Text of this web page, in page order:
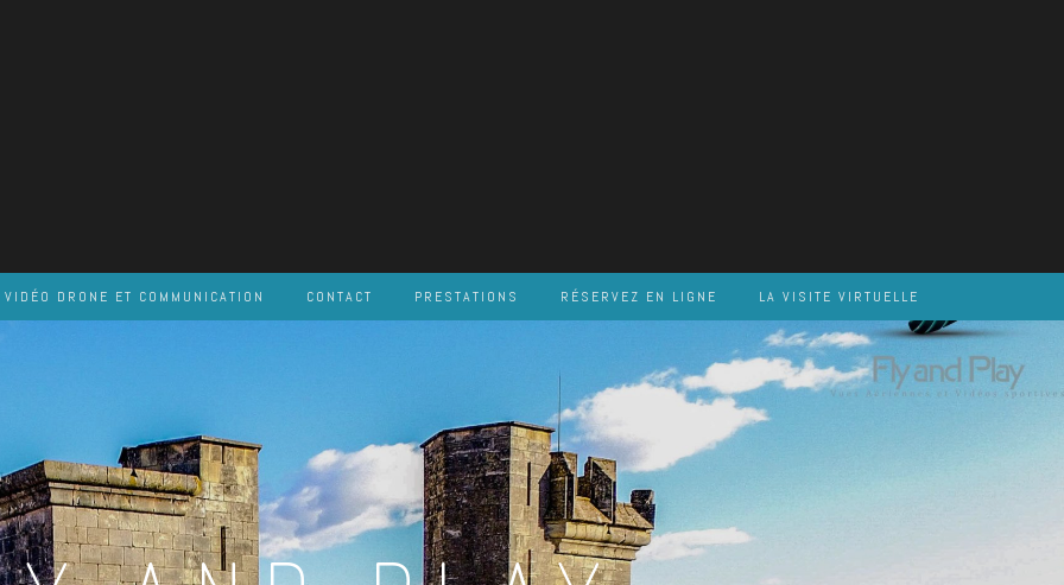
VIDÉO DRONE ET COMMUNICATION CONTACT PRESTATIONS RÉSERVEZ EN LIGNE LA VISITE VIRTUELLE